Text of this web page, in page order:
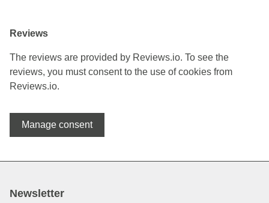
Reviews
The reviews are provided by Reviews.io. To see the
reviews, you must consent to the use of cookies from
Reviews.io.
Manage consent
Newsletter